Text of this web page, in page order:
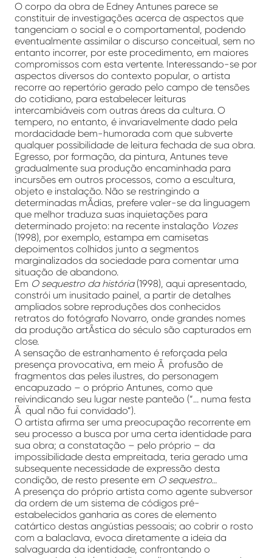
O corpo da obra de Edney Antunes parece se
constituir de investigações acerca de aspectos que
tangenciam o social e o comportamental, podendo
eventualmente assimilar o discurso conceitual, sem no
entanto incorrer, por este procedimento, em maiores
compromissos com esta vertente. Interessando-se por
aspectos diversos do contexto popular, o artista
recorre ao repertório gerado pelo campo de tensões
do cotidiano, para estabelecer leituras
intercambiáveis com outras áreas da cultura. O
tempero, no entanto, é invariavelmente dado pela
mordacidade bem-humorada com que subverte
qualquer possibilidade de leitura fechada de sua obra.
Egresso, por formação, da pintura, Antunes teve
gradualmente sua produção encaminhada para
incursões em outros processos, como a escultura,
objeto e instalação. Não se restringindo a
determinadas mÃ­dias, prefere valer-se da linguagem
que melhor traduza suas inquietações para
determinado projeto: na recente instalação Vozes
(1998), por exemplo, estampa em camisetas
depoimentos colhidos junto a segmentos
marginalizados da sociedade para comentar uma
situação de abandono.
Em O sequestro da história(1998), aqui apresentado,
constrói um inusitado painel, a partir de detalhes
ampliados sobre reproduções dos conhecidos
retratos do fotógrafo Novarro, onde grandes nomes
da produção artÃ­stica do século são capturados em
close.
A sensação de estranhamento é reforçada pela
presença provocativa, em meio Ã profusão de
fragmentos das peles ilustres, do personagem
encapuzado – o próprio Antunes, como que
reivindicando seu lugar neste panteão (“… numa festa
Ã qual não fui convidado”).
O artista afirma ser uma preocupação recorrente em
seu processo a busca por uma certa identidade para
sua obra; a constatação – pelo próprio – da
impossibilidade desta empreitada, teria gerado uma
subsequente necessidade de expressão desta
condição, de resto presente em O sequestro…
A presença do próprio artista como agente subversor
da ordem de um sistema de códigos pré-
estabelecidos ganharia as cores de elemento
catártico destas angústias pessoais; ao cobrir o rosto
com a balaclava, evoca diretamente a ideia da
salvaguarda da identidade, confrontando o